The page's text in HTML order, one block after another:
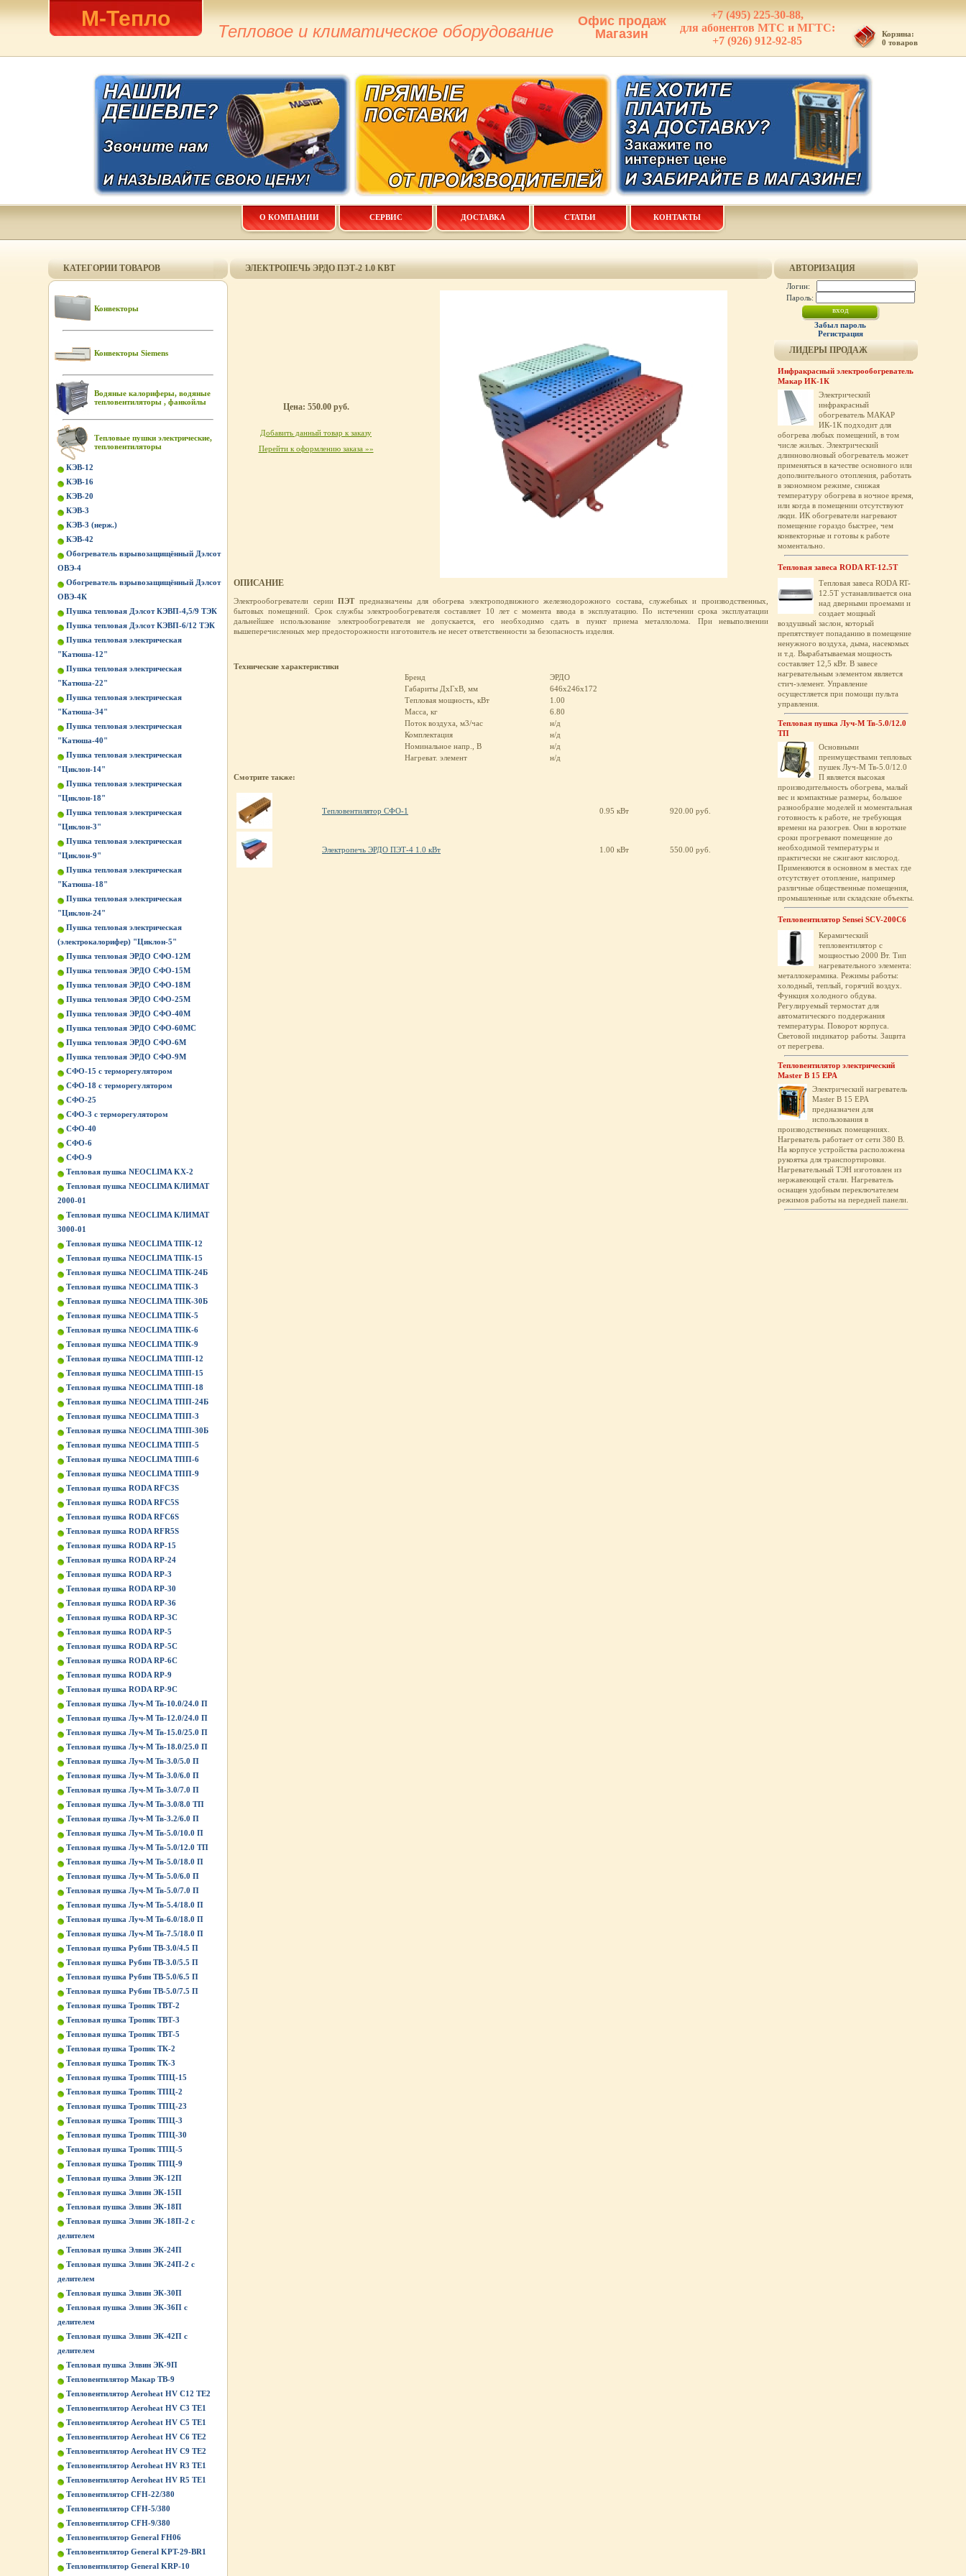
М-Тепло
Тепловое и климатическое оборудование
Офис продаж
Магазин
+7 (495) 225-30-88,
для абонентов МТС и МГТС:
+7 (926) 912-92-85
Корзина:
0 товаров
О КОМПАНИИ СЕРВИС ДОСТАВКА СТАТЬИ КОНТАКТЫ
КАТЕГОРИИ ТОВАРОВ
Конвекторы
Конвекторы Siemens
Водяные калориферы, водяные
тепловентиляторы , фанкойлы
Тепловые пушки электрические,
тепловентиляторы
КЭВ-12
КЭВ-16
КЭВ-20
КЭВ-3
КЭВ-3 (нерж.)
КЭВ-42
Обогреватель взрывозащищённый Дэлсот
ОВЭ-4
Обогреватель взрывозащищённый Дэлсот
ОВЭ-4К
Пушка тепловая Дэлсот КЭВП-4,5/9 ТЭК
Пушка тепловая Дэлсот КЭВП-6/12 ТЭК
Пушка тепловая электрическая
"Катюша-12"
Пушка тепловая электрическая
"Катюша-22"
Пушка тепловая электрическая
"Катюша-34"
Пушка тепловая электрическая
"Катюша-40"
Пушка тепловая электрическая
"Циклон-14"
Пушка тепловая электрическая
"Циклон-18"
Пушка тепловая электрическая
"Циклон-3"
Пушка тепловая электрическая
"Циклон-9"
Пушка тепловая электрическая
"Катюша-18"
Пушка тепловая электрическая
"Циклон-24"
Пушка тепловая электрическая
(электрокалорифер) "Циклон-5"
Пушка тепловая ЭРДО СФО-12М
Пушка тепловая ЭРДО СФО-15М
Пушка тепловая ЭРДО СФО-18М
Пушка тепловая ЭРДО СФО-25М
Пушка тепловая ЭРДО СФО-40М
Пушка тепловая ЭРДО СФО-60МС
Пушка тепловая ЭРДО СФО-6М
Пушка тепловая ЭРДО СФО-9М
СФО-15 с терморегулятором
СФО-18 с терморегулятором
СФО-25
СФО-3 с терморегулятором
СФО-40
СФО-6
СФО-9
Тепловая пушка NEOCLIMA KХ-2
Тепловая пушка NEOCLIMA КЛИМАТ
2000-01
Тепловая пушка NEOCLIMA КЛИМАТ
3000-01
Тепловая пушка NEOCLIMA ТПК-12
Тепловая пушка NEOCLIMA ТПК-15
Тепловая пушка NEOCLIMA ТПК-24Б
Тепловая пушка NEOCLIMA ТПК-3
Тепловая пушка NEOCLIMA ТПК-30Б
Тепловая пушка NEOCLIMA ТПК-5
Тепловая пушка NEOCLIMA ТПК-6
Тепловая пушка NEOCLIMA ТПК-9
Тепловая пушка NEOCLIMA ТПП-12
Тепловая пушка NEOCLIMA ТПП-15
Тепловая пушка NEOCLIMA ТПП-18
Тепловая пушка NEOCLIMA ТПП-24Б
Тепловая пушка NEOCLIMA ТПП-3
Тепловая пушка NEOCLIMA ТПП-30Б
Тепловая пушка NEOCLIMA ТПП-5
Тепловая пушка NEOCLIMA ТПП-6
Тепловая пушка NEOCLIMA ТПП-9
Тепловая пушка RODA RFC3S
Тепловая пушка RODA RFC5S
Тепловая пушка RODA RFC6S
Тепловая пушка RODA RFR5S
Тепловая пушка RODA RP-15
Тепловая пушка RODA RP-24
Тепловая пушка RODA RP-3
Тепловая пушка RODA RP-30
Тепловая пушка RODA RP-36
Тепловая пушка RODA RP-3C
Тепловая пушка RODA RP-5
Тепловая пушка RODA RP-5C
Тепловая пушка RODA RP-6C
Тепловая пушка RODA RP-9
Тепловая пушка RODA RP-9C
Тепловая пушка Луч-М Тв-10.0/24.0 П
Тепловая пушка Луч-М Тв-12.0/24.0 П
Тепловая пушка Луч-М Тв-15.0/25.0 П
Тепловая пушка Луч-М Тв-18.0/25.0 П
Тепловая пушка Луч-М Тв-3.0/5.0 П
Тепловая пушка Луч-М Тв-3.0/6.0 П
Тепловая пушка Луч-М Тв-3.0/7.0 П
Тепловая пушка Луч-М Тв-3.0/8.0 ТП
Тепловая пушка Луч-М Тв-3.2/6.0 П
Тепловая пушка Луч-М Тв-5.0/10.0 П
Тепловая пушка Луч-М Тв-5.0/12.0 ТП
Тепловая пушка Луч-М Тв-5.0/18.0 П
Тепловая пушка Луч-М Тв-5.0/6.0 П
Тепловая пушка Луч-М Тв-5.0/7.0 П
Тепловая пушка Луч-М Тв-5.4/18.0 П
Тепловая пушка Луч-М Тв-6.0/18.0 П
Тепловая пушка Луч-М Тв-7.5/18.0 П
Тепловая пушка Рубин ТВ-3.0/4.5 П
Тепловая пушка Рубин ТВ-3.0/5.5 П
Тепловая пушка Рубин ТВ-5.0/6.5 П
Тепловая пушка Рубин ТВ-5.0/7.5 П
Тепловая пушка Тропик ТВТ-2
Тепловая пушка Тропик ТВТ-3
Тепловая пушка Тропик ТВТ-5
Тепловая пушка Тропик ТК-2
Тепловая пушка Тропик ТК-3
Тепловая пушка Тропик ТПЦ-15
Тепловая пушка Тропик ТПЦ-2
Тепловая пушка Тропик ТПЦ-23
Тепловая пушка Тропик ТПЦ-3
Тепловая пушка Тропик ТПЦ-30
Тепловая пушка Тропик ТПЦ-5
Тепловая пушка Тропик ТПЦ-9
Тепловая пушка Элвин ЭК-12П
Тепловая пушка Элвин ЭК-15П
Тепловая пушка Элвин ЭК-18П
Тепловая пушка Элвин ЭК-18П-2 с
делителем
Тепловая пушка Элвин ЭК-24П
Тепловая пушка Элвин ЭК-24П-2 с
делителем
Тепловая пушка Элвин ЭК-30П
Тепловая пушка Элвин ЭК-36П с
делителем
Тепловая пушка Элвин ЭК-42П с
делителем
Тепловая пушка Элвин ЭК-9П
Тепловентилятор Макар ТВ-9
Тепловентилятор Aeroheat HV C12 TE2
Тепловентилятор Aeroheat HV C3 TE1
Тепловентилятор Aeroheat HV C5 TE1
Тепловентилятор Aeroheat HV C6 TE2
Тепловентилятор Aeroheat HV C9 TE2
Тепловентилятор Aeroheat HV R3 TE1
Тепловентилятор Aeroheat HV R5 TE1
Тепловентилятор CFH-22/380
Тепловентилятор CFH-5/380
Тепловентилятор CFH-9/380
Тепловентилятор General FH06
Тепловентилятор General KPT-29-BR1
Тепловентилятор General KRP-10
ЭЛЕКТРОПЕЧЬ ЭРДО ПЭТ-2 1.0 КВТ
Цена: 550.00 руб.
Добавить данный товар к заказу
Перейти к оформлению заказа »»
ОПИСАНИЕ
Электрообогреватели серииПЭТпредназначены для обогрева электроподвижного железнодорожного состава, служебных и производственных,
бытовых помещений. Срок службы электрообогревателя составляет 10 лет с момента ввода в эксплуатацию. По истечении срока эксплуатации
дальнейшее использование электрообогревателя не допускается, его необходимо сдать в пункт приема металлолома. При невыполнении
вышеперечисленных мер предосторожности изготовитель не несет ответственности за безопасность изделия.
Технические характеристики
Бренд
ЭРДО
Габариты ДхГхВ, мм
646x246x172
Тепловая мощность, кВт
1.00
Масса, кг
6.80
Поток воздуха, м3/час
н/д
Комплектация
н/д
Номинальное напр., В
н/д
Нагреват. элемент
н/д
Смотрите также:
Тепловентилятор СФО-1 0.95 кВт 920.00 руб.
Электропечь ЭРДО ПЭТ-4 1.0 кВт 1.00 кВт 550.00 руб.
АВТОРИЗАЦИЯ
Логин:
Пароль:
Забыл пароль
Регистрация
ЛИДЕРЫ ПРОДАЖ
Инфракрасный электрообогреватель
Макар ИК-1К
Электрический
инфракрасный
обогреватель МАКАР
ИК-1К подходит для
обогрева любых помещений, в том
числе жилых. Электрический
длинноволновый обогреватель может
применяться в качестве основного или
дополнительного отопления, работать
в экономном режиме, снижая
температуру обогрева в ночное время,
или когда в помещении отсутствуют
люди. ИК обогреватели нагревают
помещение гораздо быстрее, чем
конвекторные и готовы к работе
моментально.
Тепловая завеса RODA RT-12.5T
Тепловая завеса RODA RT-
12.5T устанавливается она
над дверными проемами и
создает мощный
воздушный заслон, который
препятствует попаданию в помещение
ненужного воздуха, дыма, насекомых
и т.д. Вырабатываемая мощность
составляет 12,5 кВт. В завесе
нагревательным элементом является
стич-элемент. Управление
осущестляется при помощи пульта
управления.
Тепловая пушка Луч-М Тв-5.0/12.0
ТП
Основными
преимуществами тепловых
пушек Луч-М Тв-5.0/12.0
П является высокая
производительность обогрева, малый
вес и компактные размеры, большое
разнообразие моделей и моментальная
готовность к работе, не требующая
времени на разогрев. Они в короткие
сроки прогревают помещение до
необходимой температуры и
практически не сжигают кислород.
Применяются в основном в местах где
отсутствует отопление, например
различные общественные помещения,
промышленные или складские объекты.
Тепловентилятор Sensei SCV-200C6
Керамический
тепловентилятор с
мощностью 2000 Вт. Тип
нагревательного элемента:
металлокерамика. Режимы работы:
холодный, теплый, горячий воздух.
Функция холодного обдува.
Регулируемый термостат для
автоматического поддержания
температуры. Поворот корпуса.
Световой индикатор работы. Защита
от перегрева.
Тепловентилятор электрический
Master B 15 EPA
Электрический нагреватель
Master B 15 EPA
предназначен для
использования в
производственных помещениях.
Нагреватель работает от сети 380 В.
На корпусе устройства расположена
рукоятка для транспортировки.
Нагревательный ТЭН изготовлен из
нержавеющей стали. Нагреватель
оснащен удобным переключателем
режимов работы на передней панели.